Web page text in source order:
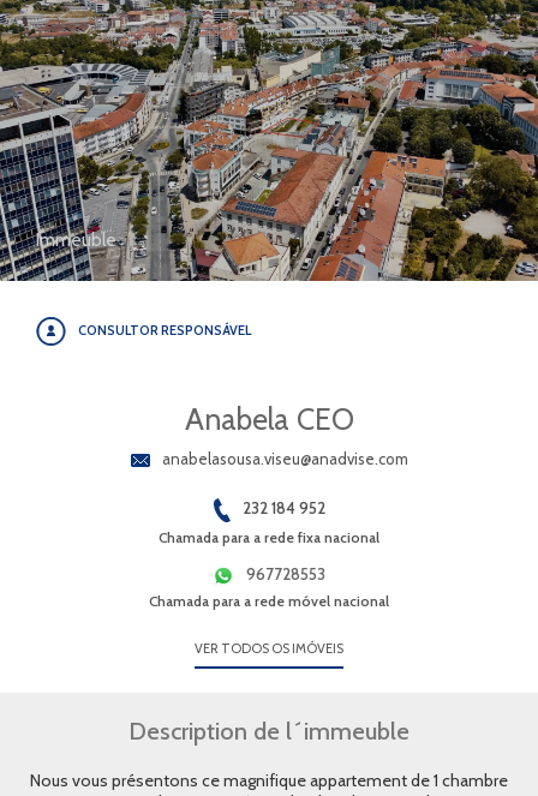
Immeuble
CONSULTOR RESPONSÁVEL
Anabela CEO
anabelasousa.viseu@anadvise.com
232 184 952
Chamada para a rede fixa nacional
967728553
Chamada para a rede móvel nacional
VER TODOS OS IMÓVEIS
Description de l´immeuble
Nous vous présentons ce magnifique appartement de 1 chambre